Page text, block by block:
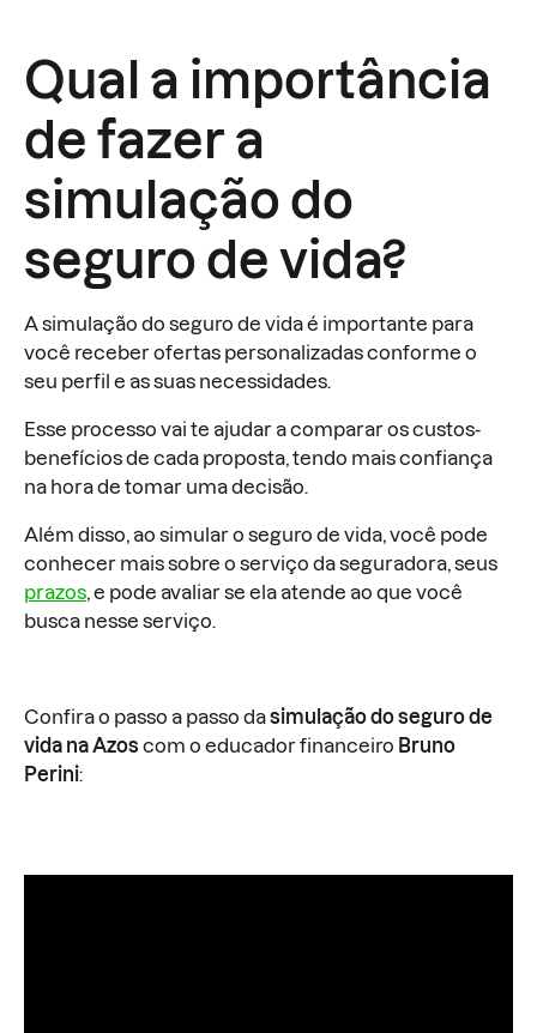
Qual a importância
de fazer a
simulação do
seguro de vida?
A simulação do seguro de vida é importante para
você receber ofertas personalizadas conforme o
seu perfil e as suas necessidades.
Esse processo vai te ajudar a comparar os custos-
benefícios de cada proposta, tendo mais confiança
na hora de tomar uma decisão.
Além disso, ao simular o seguro de vida, você pode
conhecer mais sobre o serviço da seguradora, seus
prazos, e pode avaliar se ela atende ao que você
busca nesse serviço.
Confira o passo a passo dasimulação do seguro de
vida na Azos com o educador financeiro Bruno
Perini: